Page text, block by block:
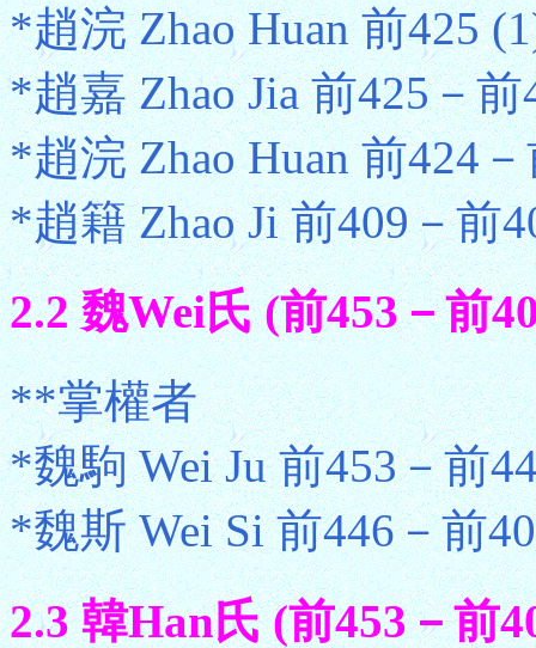
*趙浣 Zhao Huan 前425
*趙嘉 Zhao Jia 前425－前
*趙浣 Zhao Huan 前424
*趙籍 Zhao Ji 前409－前
2.2 魏Wei氏 (前453－前
**掌權者
*魏駒 Wei Ju 前453－前
*魏斯 Wei Si 前446－前
2.3 韓Han氏 (前453－前